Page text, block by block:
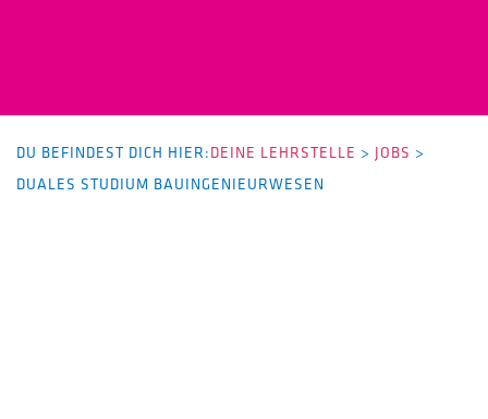
DU BEFINDEST DICH HIER:DEINE LEHRSTELLE > JOBS >
DUALES STUDIUM BAUINGENIEURWESEN